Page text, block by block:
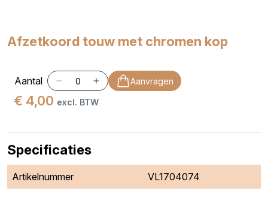
Afzetkoord touw met chromen kop
Aantal Aanvragen
€ 4,00 excl. BTW
Specificaties
Artikelnummer VL1704074